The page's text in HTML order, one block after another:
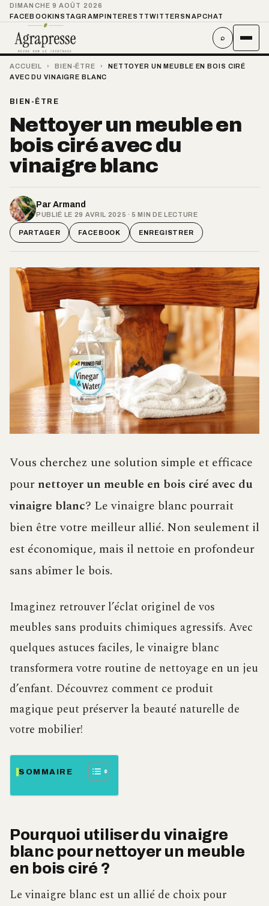
DIMANCHE 9 AOÛT 2026
FACEBOOKINSTAGRAMPINTEREST TWITTER SNAPCHAT
⌕
ACCUEIL › BIEN-ÊTRE ›
NETTOYER UN MEUBLE EN BOIS CIRÉ
AVEC DU VINAIGRE BLANC
BIEN-ÊTRE
Nettoyer un meuble en
bois ciré avec du
vinaigre blanc
Par Armand
PUBLIÉ LE 29 AVRIL 2025 · 5 MIN DE LECTURE
PARTAGER FACEBOOK ENREGISTRER
Vous cherchez une solution simple et efficace
pour nettoyer un meuble en bois ciré avec du
vinaigre blanc? Le vinaigre blanc pourrait
bien être votre meilleur allié. Non seulement il
est économique, mais il nettoie en profondeur
sans abîmer le bois.
Imaginez retrouver l’éclat originel de vos
meubles sans produits chimiques agressifs. Avec
quelques astuces faciles, le vinaigre blanc
transformera votre routine de nettoyage en un jeu
d’enfant. Découvrez comment ce produit
magique peut préserver la beauté naturelle de
votre mobilier!
SOMMAIRE
Pourquoi utiliser du vinaigre
blanc pour nettoyer un meuble
en bois ciré ?
Le vinaigre blanc est un allié de choix pour